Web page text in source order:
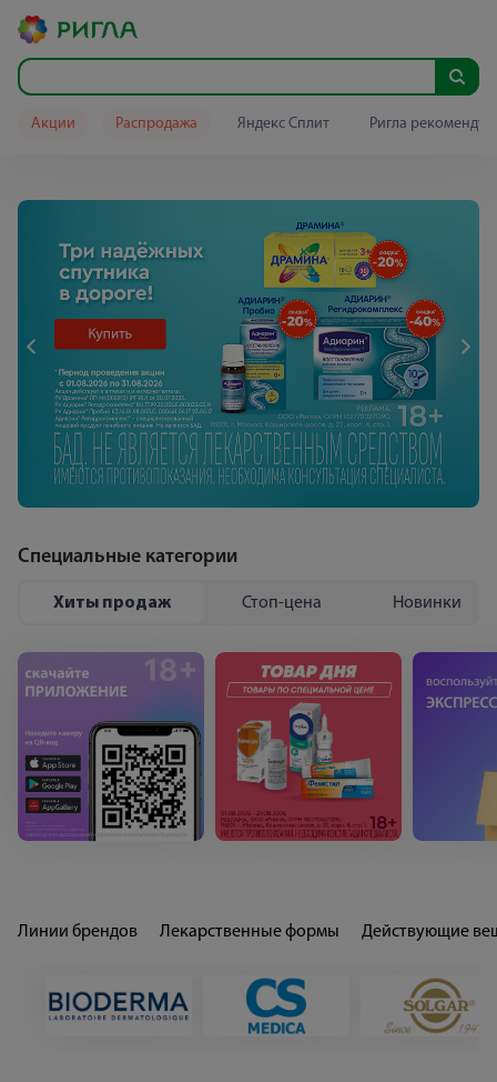
Акции Распродажа Яндекс Сплит Ригла
Специальные категории
Хиты продаж Стоп-цена Новинки
Популярные бренды Ригла рекомендует
Линии брендов Лекарственные формы Действующие